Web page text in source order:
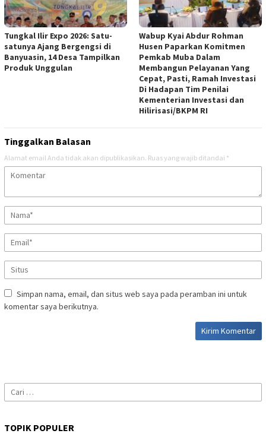
Tungkal Ilir Expo 2026: Satu-
satunya Ajang Bergengsi di
Banyuasin, 14 Desa Tampilkan
Produk Unggulan
Wabup Kyai Abdur Rohman
Husen Paparkan Komitmen
Pemkab Muba Dalam
Membangun Pelayanan Yang
Cepat, Pasti, Ramah Investasi
Di Hadapan Tim Penilai
Kementerian Investasi dan
Hilirisasi/BKPM RI
Tinggalkan Balasan
Alamat email Anda tidak akan dipublikasikan. Ruas yang wajib ditandai *
Simpan nama, email, dan situs web saya pada peramban ini untuk
komentar saya berikutnya.
Cari
untuk:
TOPIK POPULER